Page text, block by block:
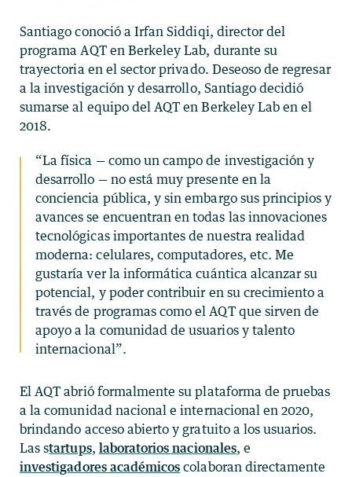
Santiago conoció a Irfan Siddiqi, director del
programa AQT en Berkeley Lab, durante su
trayectoria en el sector privado. Deseoso de regresar
a la investigación y desarrollo, Santiago decidió
sumarse al equipo del AQT en Berkeley Lab en el
2018.
“La física — como un campo de investigación y
desarrollo — no está muy presente en la
conciencia pública, y sin embargo sus principios y
avances se encuentran en todas las innovaciones
tecnológicas importantes de nuestra realidad
moderna: celulares, computadores, etc. Me
gustaría ver la informática cuántica alcanzar su
potencial, y poder contribuir en su crecimiento a
través de programas como el AQT que sirven de
apoyo a la comunidad de usuarios y talento
internacional”.
El AQT abrió formalmente su plataforma de pruebas
a la comunidad nacional e internacional en 2020,
brindando acceso abierto y gratuito a los usuarios.
Las startups, laboratorios nacionales, e
investigadores académicos colaboran directamente